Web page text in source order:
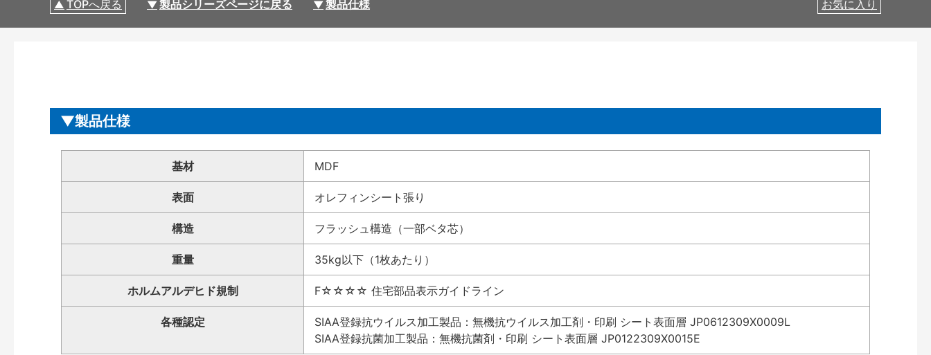
TOPへ戻る 製品シリーズページに戻る 製品仕様 お気に入り
製品仕様
基材 MDF
表面 オレフィンシート張り
構造 フラッシュ構造（一部ベタ芯）
重量 35kg以下（1枚あたり）
ホルムアルデヒド規制 F☆☆☆☆ 住宅部品表示ガイドライン
各種認定
SIAA登録抗ウイルス加工製品：無機抗ウイルス加工剤・印刷 シート表面層 JP0612309X0009L
SIAA登録抗菌加工製品：無機抗菌剤・印刷 シート表面層 JP0122309X0015E